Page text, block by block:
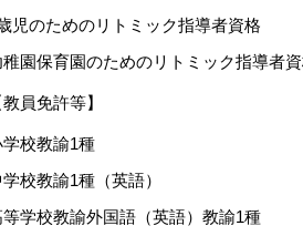
児のためのリトミック指導者資格
稚園保育園のためのリトミック指導者
員免許等】
学校教諭1種
校教諭1種（英語）
等学校教諭外国語（英語）教諭1種